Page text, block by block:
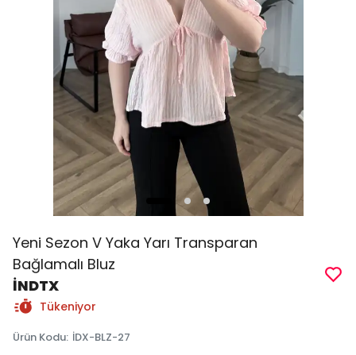
Yeni Sezon V Yaka Yarı Transparan
Bağlamalı Bluz
İNDTX
Tükeniyor
Ürün Kodu: İDX-BLZ-27